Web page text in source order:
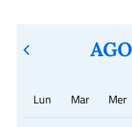
Lun Mar Mer